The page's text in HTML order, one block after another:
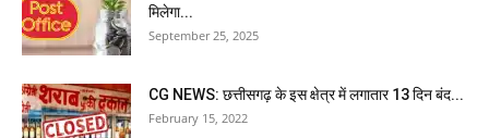
मिलेगा...
September 25, 2025
CG NEWS: छत्तीसगढ़ के इस क्षेत्र में लगातार 13 दिन बंद...
February 15, 2022